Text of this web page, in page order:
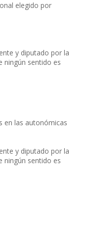
elegido por
y diputado por la
ningún sentido es
en las autonómicas
y diputado por la
ningún sentido es